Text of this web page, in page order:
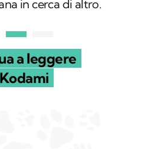
in cerca di altro.
a leggere